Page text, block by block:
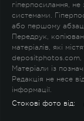
гіперпосилання, не
системами.
або першому
Передрук,
матеріалів, які
depositphotos.com,
Матеріали із
Редакція не несе
інформації.
Стокові фото від: